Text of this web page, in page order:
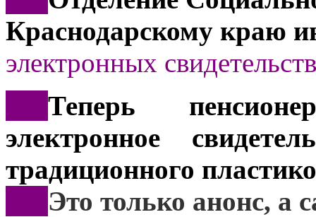
Краснодарскому краю
электронных
Теперь
электронное
традиционного
Это только анонс, а